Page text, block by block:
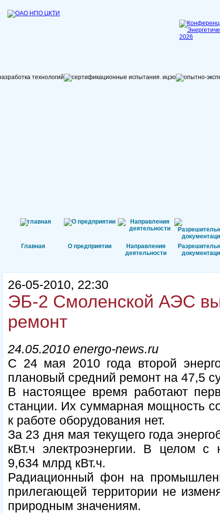
Главная О предприятии
Направления
деятельности
26-05-2010, 22:30
ЭБ-2 Смоленской АЭС
ремонт
24.05.2010 energo-news.ru
С 24 мая 2010 года второй
плановый средний ремонт на 47,5
В настоящее время работают
станции. Их суммарная мощность
к работе оборудования нет.
За 23 дня мая текущего года
кВт.ч электроэнергии. В целом с
9,634 млрд кВт.ч.
Радиационный фон на
прилегающей территории не
природным значениям.